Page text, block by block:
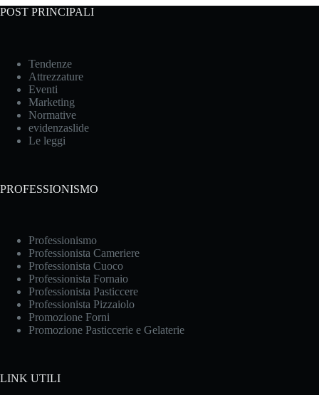
POST PRINCIPALI
Tendenze
Attrezzature
Eventi
Marketing
Normative
evidenzaslide
Le leggi
PROFESSIONISMO
Professionismo
Professionista Cameriere
Professionista Cuoco
Professionista Fornaio
Professionista Pasticcere
Professionista Pizzaiolo
Promozione Forni
Promozione Pasticcerie e Gelaterie
LINK UTILI